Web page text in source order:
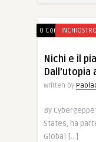
0 Comments
Nichi e il
Written by
By
States, ha
Global […]